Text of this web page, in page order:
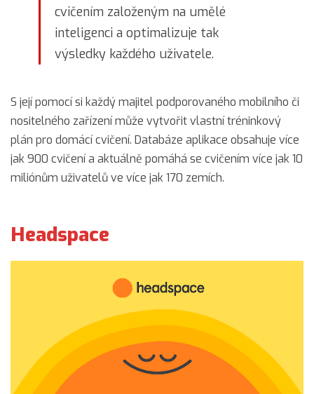
cvičením založeným na umělé
inteligenci a optimalizuje tak
výsledky každého uživatele.
S její pomocí si každý majitel podporovaného mobilního či
nositelného zařízení může vytvořit vlastní tréninkový
plán pro domácí cvičení. Databáze aplikace obsahuje více
jak 900 cvičení a aktuálně pomáhá se cvičením více jak 10
miliónům uživatelů ve více jak 170 zemích.
Headspace